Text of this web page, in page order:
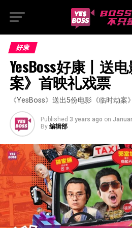
好康
YesBoss好康丨送
案》首映礼戏票
《YesBoss》送出5份电影《临时劫案
Published 3 years ago on
By 编辑部